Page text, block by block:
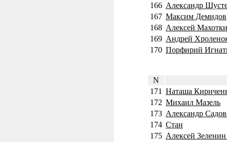
166 Александр
167 Максим Демидов
168 Алексей
169 Андрей
170 Порфирий
N
171 Наташа
172 Михаил Мазель
173 Александр
174 Стан
175 Алексей